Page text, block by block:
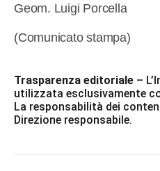
Geom. Luigi Porcella
(Comunicato stampa)
Trasparenza editoriale –
utilizzata esclusivamente
La responsabilità dei
Direzione responsabile.